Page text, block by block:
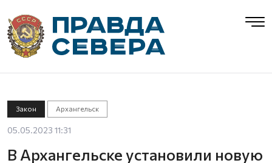
Закон Архангельск
05.05.2023 11:31
В Архангельске установили новую